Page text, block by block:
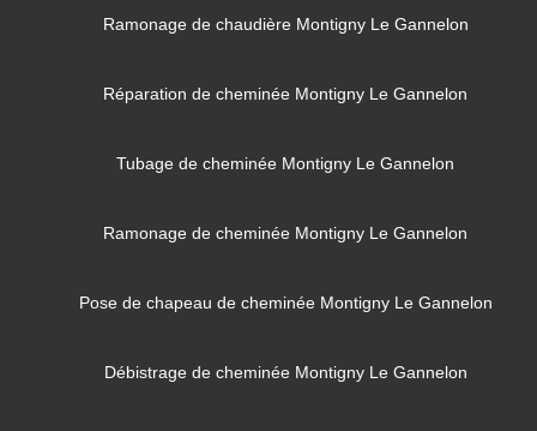
Ramonage de chaudière Montigny Le Gannelon
Réparation de cheminée Montigny Le Gannelon
Tubage de cheminée Montigny Le Gannelon
Ramonage de cheminée Montigny Le Gannelon
Pose de chapeau de cheminée Montigny Le Gannelon
Débistrage de cheminée Montigny Le Gannelon